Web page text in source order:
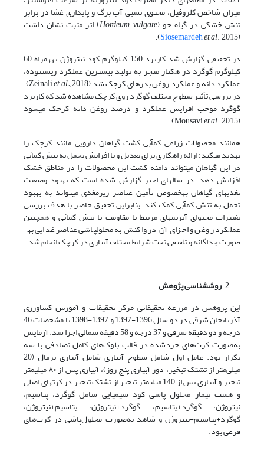
میزان شاخص کلروفیل، محتوی نسبی آب برگ و پایداری غشا در برابر
تنش خشکی در گیاه جو (Hordeum vulgare) اثر مثبت نشان داشت
(
Siosemardehet al., 2015).
در تحقیقی گزارش شد کاربرد 150 کیلوگرم کود نیتروژن به­همراه 60
کیلوگرم گوگرد در هکتار منجر به تولید بیشترین عملکرد زیست­توده،
عملکرد دانه و عملکرد روغن بذرهای کرچک شد (Zeinali et al.,
2018).
در بررسی تأثیر سطوح مختلف گوگرد روی کرچک مشاهده شد که کاربرد
گوگرد موجب افزایش عملکرد و درصد روغن دانه کرچک می­شود
(Mousavi
et al., 2015).
همانند محصولات زراعی کم­آبی کشت گیاهان دارویی مانند کرچک را
تهدید می­کند؛ ارائه راهکاری برای تعدیل و یا افزایش تحمل به تنش کم­آبی
در این گیاهان می­تواند دامنه کشت این محصولات را در مناطق خشک
افزایش دهد. در سال­های اخیر گزارش شده است که بهبود وضعیت
تغذیه­ای گیاهان به­خصوص تأمین عناصر ریزمغذی می­تواند به بهبود
تحمل به تنش کم­آبی کمک کند. بنابراین تحقیق حاضر با هدف بررسی
تغییرات محتوای آنزیم­های مرتبط با مقاومت با تنش کم­آبی و همچنین
عملکرد روغن و اجزای آن در واکنش به محلول­پاشی عناصر غذایی به­
صورت جداگانه و تلفیقی تحت شرایط مختلف آبیاری در کرچک انجام شد.
روش­شناسی پژوهش
این پژوهش در مزرعه تحقیقاتی مرکز تحقیقات و آموزش کشاورزی
آذربایجان شرقی در دو سال 1396-1397 و 1397-1398 با مشخصات 46
درجه و دو دقیقه شرقی و 37 درجه و 58 دقیقه شمالی اجرا شد. آزمایش
به‌صورت کرت‌های خردشده در قالب بلوک‌های کامل تصادفی با سه
تکرار بود. عامل اول شامل سطوح آبیاری شامل آبیاری نرمال (20
میلی‌متر از تشتک تبخیر، دور آبیاری پنج روز)، آبیاری پس از ۸۰ میلی­متر
تبخیر و آبیاری پس از 140 میلی­متر تبخیر از تشتک تبخیر در کرت­های اصلی
و هشت تیمار محلول پاشی کود شیمیایی شامل گوگرد، پتاسیم،
نیتروژن، گوگرد+پتاسیم، گوگرد+نیتروژن، پتاسیم+نیتروژن،
گوگرد+پتاسیم+نیتروژن و شاهد به‌صورت محلول‌پاشی در کرت‌های
فرعی بود.